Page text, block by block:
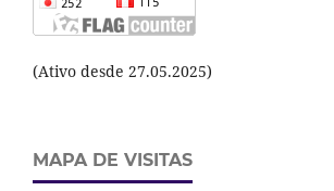
(Ativo desde 27.05.2025)
MAPA DE VISITAS